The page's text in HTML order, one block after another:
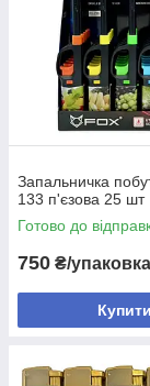
Запальничка
133 п'єзова 25 шт
Готово до
750 ₴/упаковка
Купити